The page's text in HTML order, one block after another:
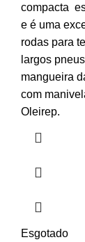
compacta
e é uma
rodas para
largos
mangueira
com
Oleirep.
Esgotado